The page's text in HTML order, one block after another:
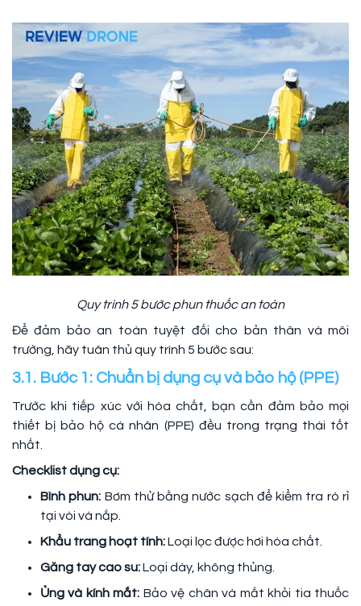
Quy trình 5 bước phun thuốc an toàn
Để đảm bảo an toàn tuyệt đối cho bản thân và môi
trường, hãy tuân thủ quy trình 5 bước sau:
3.1. Bước 1: Chuẩn bị dụng cụ và bảo hộ (PPE)
Trước khi tiếp xúc với hóa chất, bạn cần đảm bảo mọi
thiết bị bảo hộ cá nhân (PPE) đều trong trạng thái tốt
nhất.
Checklist dụng cụ:
Bình phun: Bơm thử bằng nước sạch để kiểm tra rò rỉ
tại vòi và nắp.
Khẩu trang hoạt tính:Loại lọc được hơi hóa chất.
Găng tay cao su:Loại dày, không thủng.
Ủng và kính mắt: Bảo vệ chân và mắt khỏi tia thuốc